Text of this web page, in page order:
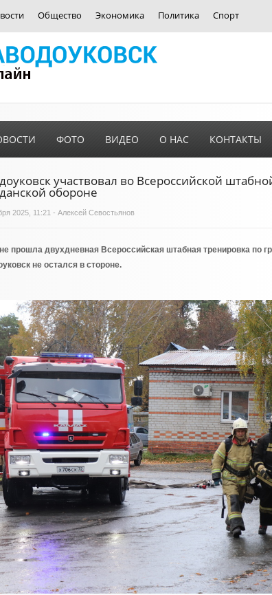
Общество Экономика Политика Спорт
ФОТО ВИДЕО О НАС КОНТАКТЫ
участвовал во Всероссийской
обороне
2025, 11:21 - Алексей Севостьянов
прошла двухдневная Всероссийская штабная тренировка по
не остался в стороне.